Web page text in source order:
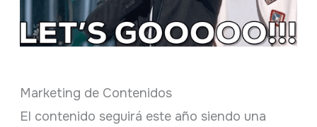
Marketing de Contenidos
El contenido seguirá este año siendo una